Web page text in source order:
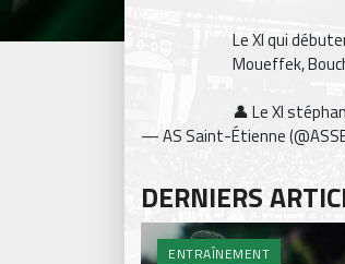
Le XI qui
Moueffek,
👤 Le XI
— AS Saint-Étienne
DERNIERS
ENTRAÎNEMENT